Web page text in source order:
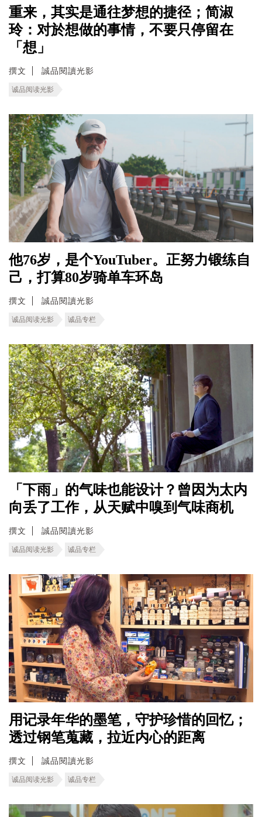
重来，其实是通往梦想的捷径；简淑
玲：对於想做的事情，不要只停留在
「想」
撰文 誠品閱讀光影
诚品阅读光影
他76岁，是个YouTuber。正努力锻练自
己，打算80岁骑单车环岛
撰文 誠品閱讀光影
诚品阅读光影 诚品专栏
「下雨」的气味也能设计？曾因为太内
向丢了工作，从天赋中嗅到气味商机
撰文 誠品閱讀光影
诚品阅读光影 诚品专栏
用记录年华的墨笔，守护珍惜的回忆；
透过钢笔蒐藏，拉近内心的距离
撰文 誠品閱讀光影
诚品阅读光影 诚品专栏